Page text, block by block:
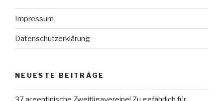
Impressum
Datenschutzerklärung
NEUESTE BEITRÄGE